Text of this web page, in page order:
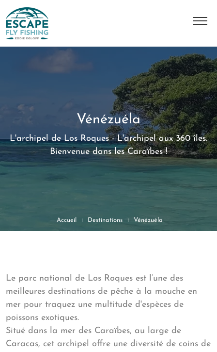
Nos séjours
Contact
Vénézuéla
L'archipel de Los Roques - L'archipel aux 360 îles.
Bienvenue dans les Caraïbes !
Accueil Destinations Vénézuéla
Le parc national de Los Roques est l’une des
meilleures destinations de pêche à la mouche en
mer pour traquez une multitude d'espèces de
poissons exotiques.
Situé dans la mer des Caraïbes, au large de
Caracas, cet archipel offre une diversité de coins de